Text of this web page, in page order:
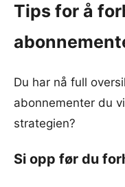
Tips for å
Du har nå full
abonnementer du
strategien?
Si opp før du